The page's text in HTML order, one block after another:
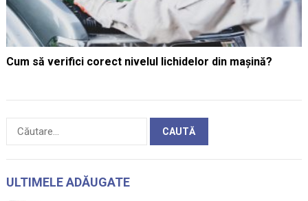
Cum să verifici corect nivelul lichidelor din mașină?
Caută
ULTIMELE ADĂUGATE